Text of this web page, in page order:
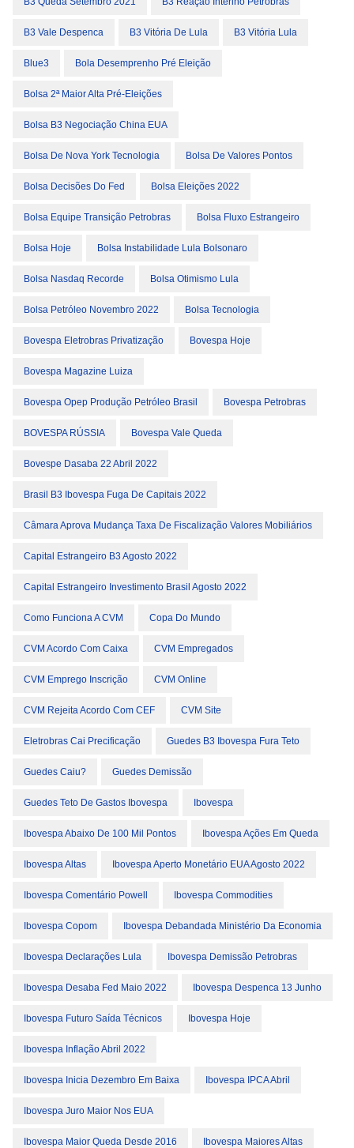
B3 Vale Despenca B3 Vitória De Lula B3 Vitória Lula
Blue3 Bola Desemprenho Pré Eleição
Bolsa 2ª Maior Alta Pré-Eleições
Bolsa B3 Negociação China EUA
Bolsa De Nova York Tecnologia Bolsa De Valores Pontos
Bolsa Decisões Do Fed Bolsa Eleições 2022
Bolsa Equipe Transição Petrobras Bolsa Fluxo Estrangeiro
Bolsa Hoje Bolsa Instabilidade Lula Bolsonaro
Bolsa Nasdaq Recorde Bolsa Otimismo Lula
Bolsa Petróleo Novembro 2022 Bolsa Tecnologia
Bovespa Eletrobras Privatização Bovespa Hoje
Bovespa Magazine Luiza
Bovespa Opep Produção Petróleo Brasil Bovespa Petrobras
BOVESPA RÚSSIA Bovespa Vale Queda
Bovespe Dasaba 22 Abril 2022
Brasil B3 Ibovespa Fuga De Capitais 2022
Câmara Aprova Mudança Taxa De Fiscalização Valores Mobiliários
Capital Estrangeiro B3 Agosto 2022
Capital Estrangeiro Investimento Brasil Agosto 2022
Como Funciona A CVM Copa Do Mundo
CVM Acordo Com Caixa CVM Empregados
CVM Emprego Inscrição CVM Online
CVM Rejeita Acordo Com CEF CVM Site
Eletrobras Cai Precificação Guedes B3 Ibovespa Fura Teto
Guedes Caiu? Guedes Demissão
Guedes Teto De Gastos Ibovespa Ibovespa
Ibovespa Abaixo De 100 Mil Pontos Ibovespa Ações Em Queda
Ibovespa Altas Ibovespa Aperto Monetário EUA Agosto 2022
Ibovespa Comentário Powell Ibovespa Commodities
Ibovespa Copom Ibovespa Debandada Ministério Da Economia
Ibovespa Declarações Lula Ibovespa Demissão Petrobras
Ibovespa Desaba Fed Maio 2022 Ibovespa Despenca 13 Junho
Ibovespa Futuro Saída Técnicos Ibovespa Hoje
Ibovespa Inflação Abril 2022
Ibovespa Inicia Dezembro Em Baixa Ibovespa IPCA Abril
Ibovespa Juro Maior Nos EUA
Ibovespa Maior Queda Desde 2016 Ibovespa Maiores Altas